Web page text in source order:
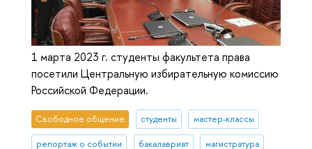
1 марта 2023 г. студенты факультета права
посетили Центральную избирательную комиссию
Российской Федерации.
Свободное общение студенты мастер-классы
репортаж о событии бакалавриат магистратура